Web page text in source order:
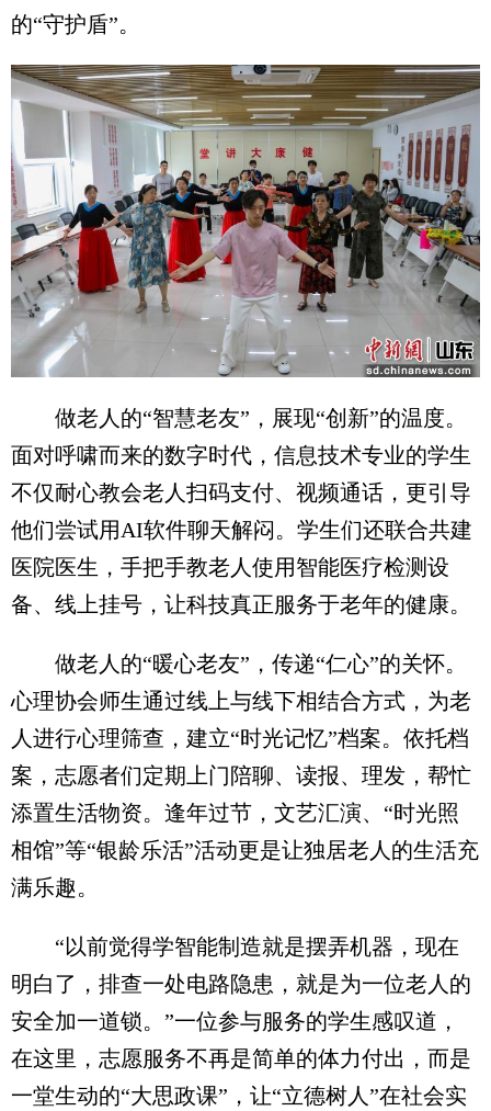
的“守护盾”。
做老人的“智慧老友”，展现“创新”的温度。
面对呼啸而来的数字时代，信息技术专业的学生
不仅耐心教会老人扫码支付、视频通话，更引导
他们尝试用AI软件聊天解闷。学生们还联合共建
医院医生，手把手教老人使用智能医疗检测设
备、线上挂号，让科技真正服务于老年的健康。
做老人的“暖心老友”，传递“仁心”的关怀。
心理协会师生通过线上与线下相结合方式，为老
人进行心理筛查，建立“时光记忆”档案。依托档
案，志愿者们定期上门陪聊、读报、理发，帮忙
添置生活物资。逢年过节，文艺汇演、“时光照
相馆”等“银龄乐活”活动更是让独居老人的生活充
满乐趣。
“以前觉得学智能制造就是摆弄机器，现在
明白了，排查一处电路隐患，就是为一位老人的
安全加一道锁。”一位参与服务的学生感叹道，
在这里，志愿服务不再是简单的体力付出，而是
一堂生动的“大思政课”，让“立德树人”在社会实